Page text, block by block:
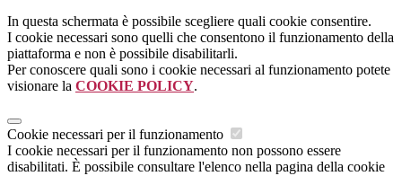
In questa schermata è possibile scegliere quali cookie consentire.
I cookie necessari sono quelli che consentono il funzionamento della
piattaforma e non è possibile disabilitarli.
Per conoscere quali sono i cookie necessari al funzionamento potete
visionare la COOKIE POLICY.
Cookie necessari per il funzionamento
I cookie necessari per il funzionamento non possono essere
disabilitati. È possibile consultare l'elenco nella pagina della cookie